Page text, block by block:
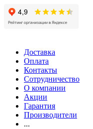
Доставка
Оплата
Контакты
Сотрудничество
О компании
Акции
Гарантия
Производители
...